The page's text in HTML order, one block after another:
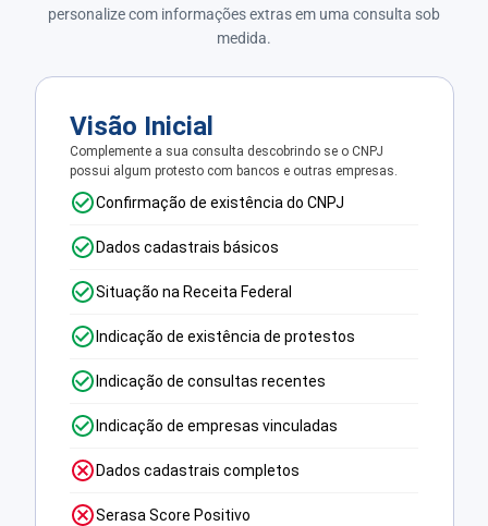
personalize com informações extras em uma consulta sob
medida.
Visão Inicial
Complemente a sua consulta descobrindo se o CNPJ
possui algum protesto com bancos e outras empresas.
Confirmação de existência do CNPJ
Dados cadastrais básicos
Situação na Receita Federal
Indicação de existência de protestos
Indicação de consultas recentes
Indicação de empresas vinculadas
Dados cadastrais completos
Serasa Score Positivo